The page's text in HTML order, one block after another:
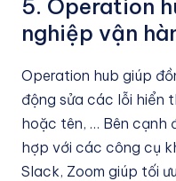
5. Operation
nghiệp vận
Operation hub giúp
động sửa các lỗi hiển
hoặc tên, … Bên cạnh
hợp với các công cụ
Slack, Zoom giúp tối